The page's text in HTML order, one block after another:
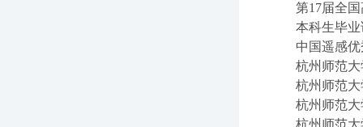
第17届全
本科生毕
中国遥感
杭州师范
杭州师范
杭州师范